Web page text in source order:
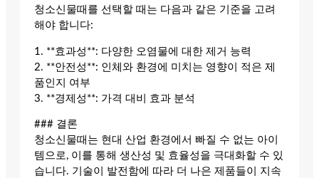
청소신물때를 선택할 때는 다음과 같은 기준을 고려
해야 합니다:
1. **효과성**: 다양한 오염물에 대한 제거 능력
2. **안전성**: 인체와 환경에 미치는 영향이 적은 제
품인지 여부
3. **경제성**: 가격 대비 효과 분석
### 결론
청소신물때는 현대 산업 환경에서 빠질 수 없는 아이
템으로, 이를 통해 생산성 및 효율성을 극대화할 수 있
습니다. 기술이 발전함에 따라 더 나은 제품들이 지속